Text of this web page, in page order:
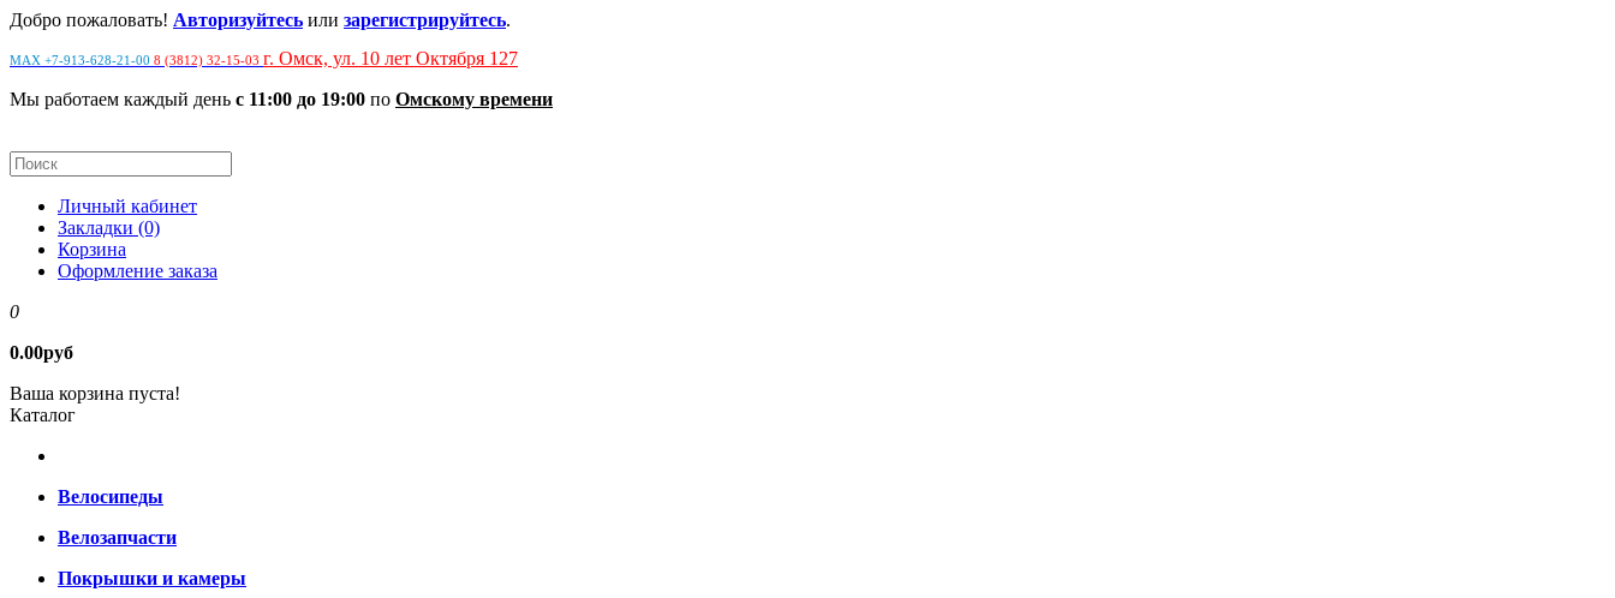
Добро пожаловать! Авторизуйтесь или зарегистрируйтесь.
MAX +7-913-628-21-00 8 (3812) 32-15-03 г. Омск, ул. 10 лет Октября 127
Мы работаем каждый день с 11:00 до 19:00 по Омскому времени
Личный кабинет
Закладки (0)
Корзина
Оформление заказа
0
0.00руб
Ваша корзина пуста!
Каталог
Велосипеды
Велозапчасти
Покрышки и камеры